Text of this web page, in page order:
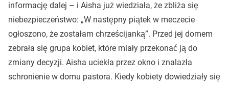
informację dalej – i Aisha już wiedziała, że zbliża się
niebezpieczeństwo: „W następny piątek w meczecie
ogłoszono, że zostałam chrześcijanką”. Przed jej domem
zebrała się grupa kobiet, które miały przekonać ją do
zmiany decyzji. Aisha uciekła przez okno i znalazła
schronienie w domu pastora. Kiedy kobiety dowiedziały się